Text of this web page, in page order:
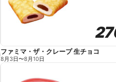
ファミマ・ザ・クレープ 生チョコ
8月3日〜8月10日